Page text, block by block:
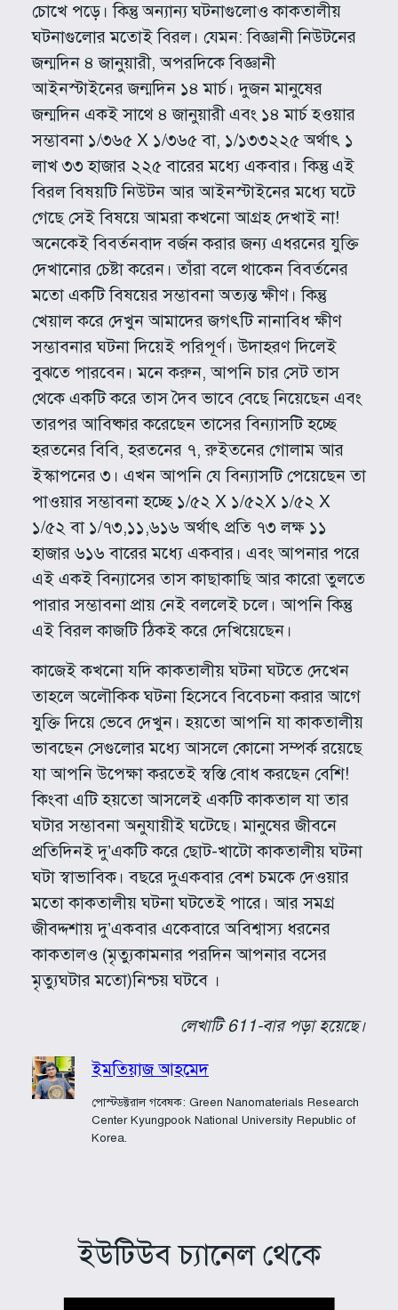
চোখে পড়ে। কিন্তু অন্যান্য ঘটনাগুলোও কাকতালীয়
ঘটনাগুলোর মতোই বিরল। যেমন: বিজ্ঞানী নিউটনের
জন্মদিন ৪ জানুয়ারী, অপরদিকে বিজ্ঞানী
আইনস্টাইনের জন্মদিন ১৪ মার্চ। দুজন মানুষের
জন্মদিন একই সাথে ৪ জানুয়ারী এবং ১৪ মার্চ হওয়ার
সম্ভাবনা ১/৩৬৫ X ১/৩৬৫ বা, ১/১৩৩২২৫ অর্থাৎ ১
লাখ ৩৩ হাজার ২২৫ বারের মধ্যে একবার। কিন্তু এই
বিরল বিষয়টি নিউটন আর আইনস্টাইনের মধ্যে ঘটে
গেছে সেই বিষয়ে আমরা কখনো আগ্রহ দেখাই না!
অনেকেই বিবর্তনবাদ বর্জন করার জন্য এধরনের যুক্তি
দেখানোর চেষ্টা করেন। তাঁরা বলে থাকেন বিবর্তনের
মতো একটি বিষয়ের সম্ভাবনা অত্যন্ত ক্ষীণ। কিন্তু
খেয়াল করে দেখুন আমাদের জগৎটি নানাবিধ ক্ষীণ
সম্ভাবনার ঘটনা দিয়েই পরিপূর্ণ। উদাহরণ দিলেই
বুঝতে পারবেন। মনে করুন, আপনি চার সেট তাস
থেকে একটি করে তাস দৈব ভাবে বেছে নিয়েছেন এবং
তারপর আবিষ্কার করেছেন তাসের বিন্যাসটি হচ্ছে
হরতনের বিবি, হরতনের ৭, রুইতনের গোলাম আর
ইস্কাপনের ৩। এখন আপনি যে বিন্যাসটি পেয়েছেন তা
পাওয়ার সম্ভাবনা হচ্ছে ১/৫২ X ১/৫২X ১/৫২ X
১/৫২ বা ১/৭৩,১১,৬১৬ অর্থাৎ প্রতি ৭৩ লক্ষ ১১
হাজার ৬১৬ বারের মধ্যে একবার। এবং আপনার পরে
এই একই বিন্যাসের তাস কাছাকাছি আর কারো তুলতে
পারার সম্ভাবনা প্রায় নেই বললেই চলে। আপনি কিন্তু
এই বিরল কাজটি ঠিকই করে দেখিয়েছেন।
কাজেই কখনো যদি কাকতালীয় ঘটনা ঘটতে দেখেন
তাহলে অলৌকিক ঘটনা হিসেবে বিবেচনা করার আগে
যুক্তি দিয়ে ভেবে দেখুন। হয়তো আপনি যা কাকতালীয়
ভাবছেন সেগুলোর মধ্যে আসলে কোনো সম্পর্ক রয়েছে
যা আপনি উপেক্ষা করতেই স্বস্তি বোধ করছেন বেশি!
কিংবা এটি হয়তো আসলেই একটি কাকতাল যা তার
ঘটার সম্ভাবনা অনুযায়ীই ঘটেছে। মানুষের জীবনে
প্রতিদিনই দু’একটি করে ছোট-খাটো কাকতালীয় ঘটনা
ঘটা স্বাভাবিক। বছরে দুএকবার বেশ চমকে দেওয়ার
মতো কাকতালীয় ঘটনা ঘটতেই পারে। আর সমগ্র
জীবদ্দশায় দু’একবার একেবারে অবিশ্বাস্য ধরনের
কাকতালও (মৃত্যুকামনার পরদিন আপনার বসের
মৃত্যুঘটার মতো)নিশ্চয় ঘটবে ।
লেখাটি 611-বার পড়া হয়েছে।
ইমতিয়াজ আহমেদ
পোস্টডক্টরাল গবেষক: Green Nanomaterials Research
Center Kyungpook National University Republic of
Korea.
ইউটিউব চ্যানেল থেকে